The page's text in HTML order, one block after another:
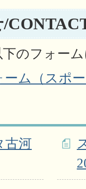
のフォー
ム（スポ
古河